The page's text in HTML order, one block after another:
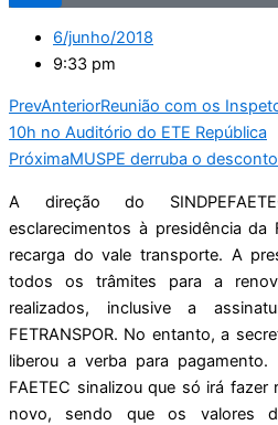
6/junho/2018
9:33 pm
PrevAnteriorReunião com os
10h no Auditório do ETE República
PróximaMUSPE derruba o
A direção do
esclarecimentos à presidência da
recarga do vale transporte. A
todos os trâmites para a
realizados, inclusive a
FETRANSPOR. No entanto, a
liberou a verba para
FAETEC sinalizou que só irá
novo, sendo que os valores